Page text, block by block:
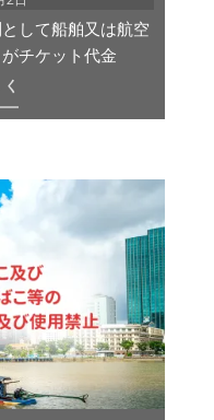
して船舶又は航空
チケット代金